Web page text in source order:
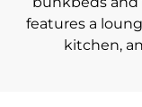
features a
kitchen,